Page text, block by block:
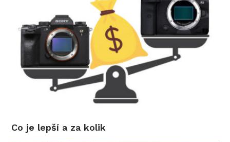
Co je lepší a za kolik